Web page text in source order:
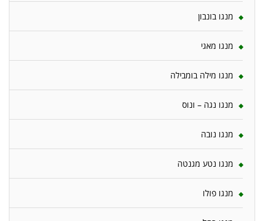
מנגו בונבון
מנגו מאגי
מנגו מילה בומבילה
מנגו נגה – ונוס
מנגו נובה
מנגו נטע מגנטה
מנגו פולו